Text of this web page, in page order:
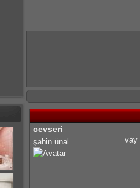
cevseri
şahin ünal vay